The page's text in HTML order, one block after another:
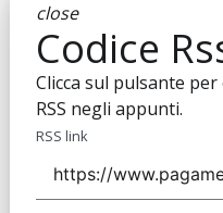
close
Codice
Clicca sul pulsante
RSS negli appunti.
RSS link